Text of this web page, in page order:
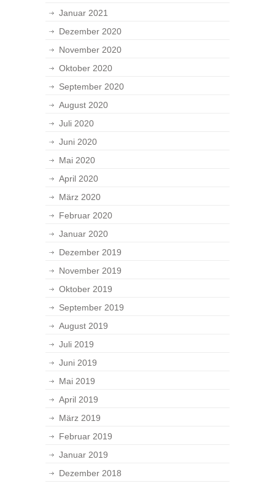
Januar 2021
Dezember 2020
November 2020
Oktober 2020
September 2020
August 2020
Juli 2020
Juni 2020
Mai 2020
April 2020
März 2020
Februar 2020
Januar 2020
Dezember 2019
November 2019
Oktober 2019
September 2019
August 2019
Juli 2019
Juni 2019
Mai 2019
April 2019
März 2019
Februar 2019
Januar 2019
Dezember 2018